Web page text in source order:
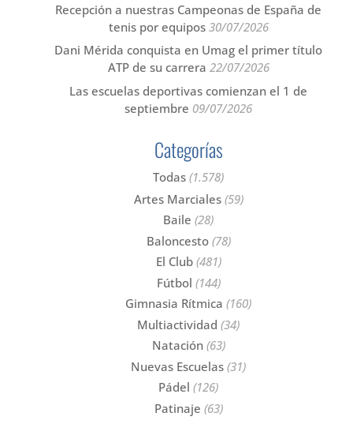
Recepción a nuestras Campeonas de España de
tenis por equipos 30/07/2026
Dani Mérida conquista en Umag el primer título
ATP de su carrera 22/07/2026
Las escuelas deportivas comienzan el 1 de
septiembre 09/07/2026
Categorías
Todas (1.578)
Artes Marciales(59)
Baile (28)
Baloncesto(78)
El Club(481)
Fútbol (144)
Gimnasia Rítmica (160)
Multiactividad (34)
Natación(63)
Nuevas Escuelas (31)
Pádel (126)
Patinaje (63)